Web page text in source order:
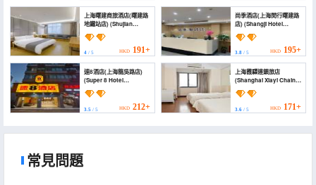
上海曙建商旅酒店(曙建路
地鐵站店) (Shujian
Business Hotel)
4 / 5 HKD 191+
尚季酒店(上海閔行曙建路
店) (Shangji Hotel
(Shanghai Bank Shujian
Road))
3.8/ 5 HKD 195+
速8酒店(上海龍吳路店)
(Super 8 Hotel
(Shanghai Longwu
Road))
3.5 / 5 HKD 212+
上海霞驛連鎖旅店
(Shanghai Xiayi Chain
Hotel)
3.6/ 5 HKD 171+
常見問題